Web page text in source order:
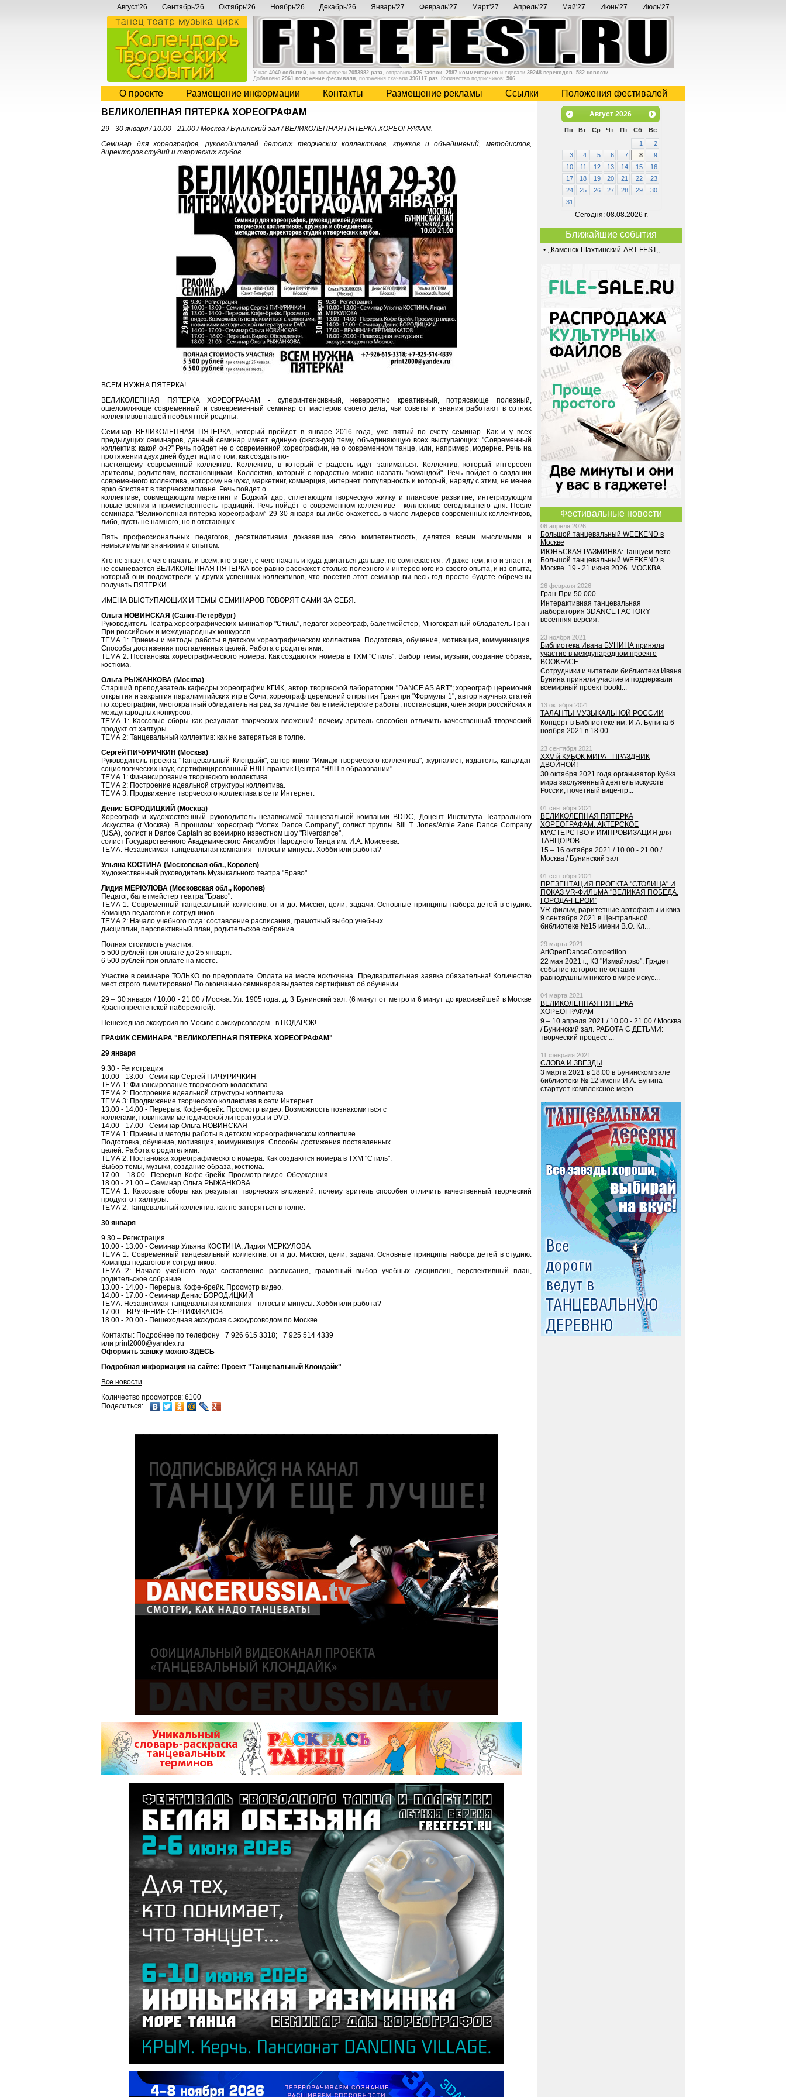
Август'26 Сентябрь'26 Октябрь'26 Ноябрь'26 Декабрь'26 Январь'27 Февраль'27 Март'27 Апрель'27 Май'27 Июнь'27 Июль'27
У нас 4040 событий , их посмотрели 7053982 раза, отправили 826 заявок, 2587 комментариев и сделали 39248 переходов . 582 новости .
Добавлено 2961 положение фестиваля, положения скачали 396117 раз. Количество подписчиков: 506.
О проекте Размещение информации Контакты Размещение рекламы Cсылки
Положения фестивалей
ВЕЛИКОЛЕПНАЯ ПЯТЕРКА ХОРЕОГРАФАМ
29 - 30 января / 10.00 - 21.00 / Москва / Бунинский зал / ВЕЛИКОЛЕПНАЯ ПЯТЕРКА ХОРЕОГРАФАМ.
Семинар для хореографов, руководителей детских творческих коллективов, кружков и объединений, методистов,
директоров студий и творческих клубов.
ВСЕМ НУЖНА ПЯТЕРКА!
ВЕЛИКОЛЕПНАЯ ПЯТЕРКА ХОРЕОГРАФАМ - суперинтенсивный, невероятно креативный, потрясающе полезный,
ошеломляюще cовременный и своевременный семинар от мастеров своего дела, чьи советы и знания работают в сотнях
коллективов нашей необъятной родины.
Семинар ВЕЛИКОЛЕПНАЯ ПЯТЕРКА, который пройдет в январе 2016 года, уже пятый по счету семинар. Как и у всех
предыдущих семинаров, данный семинар имеет единую (сквозную) тему, объединяющую всех выступающих: "Современный
коллектив: какой он?” Речь пойдет не о современной хореографии, не о современном танце, или, например, модерне. Речь на
протяжении двух дней будет идти о том, как создать по-
настоящему современный коллектив. Коллектив, в который с радость идут заниматься. Коллектив, который интересен
зрителям, родителям, постановщикам. Коллектив, который с гордостью можно назвать "командой". Речь пойдет о создании
современного коллектива, которому не чужд маркетинг, коммерция, интернет популярность и который, наряду с этим, не менее
ярко блистает в творческом плане. Речь пойдет о
коллективе, совмещающим маркетинг и Боджий дар, сплетающим творческую жилку и плановое развитие, интегрирующим
новые веяния и приемственность традиций. Речь пойдёт о современном коллективе - коллективе сегодняшнего дня. После
семинара "Великолепная пятерка хореографам” 29-30 января вы либо окажетесь в числе лидеров современных коллективов,
либо, пусть не намного, но в отстающих...
Пять профессиональных педагогов, десятилетиями доказавшие свою компетентность, делятся всеми мыслимыми и
немыслимыми знаниями и опытом.
Кто не знает, с чего начать, и всем, кто знает, с чего начать и куда двигаться дальше, но сомневается. И даже тем, кто и знает, и
не сомневается ВЕЛИКОЛЕПНАЯ ПЯТЕРКА все равно расскажет столько полезного и интересного из своего опыта, и из опыта,
который они подсмотрели у других успешных коллективов, что посетив этот семинар вы весь год просто будете обречены
получать ПЯТЕРКИ.
ИМЕНА ВЫСТУПАЮЩИХ И ТЕМЫ СЕМИНАРОВ ГОВОРЯТ САМИ ЗА СЕБЯ:
Ольга НОВИНСКАЯ (Санкт-Петербург)
Руководитель Театра хореографических миниатюр "Стиль", педагог-хореограф, балетмейстер, Многократный обладатель Гран-
При российских и международных конкурсов.
ТЕМА 1: Приемы и методы работы в детском хореографическом коллективе. Подготовка, обучение, мотивация, коммуникация.
Способы достижения поставленных целей. Работа с родителями.
ТЕМА 2: Постановка хореографического номера. Как создаются номера в ТХМ "Стиль". Выбор темы, музыки, создание образа,
костюма.
Ольга РЫЖАНКОВА (Москва)
Старший преподаватель кафедры хореографии КГИК, автор творческой лаборатории "DANCE AS ART"; хореограф церемоний
открытия и закрытия паралимпийских игр в Сочи, хореограф церемоний открытия Гран-при "Формулы 1"; автор научных статей
по хореографии; многократный обладатель наград за лучшие балетмейстерские работы; постановщик, член жюри российских и
международных конкурсов.
ТЕМА 1: Кассовые сборы как результат творческих вложений: почему зритель способен отличить качественный творческий
продукт от халтуры.
ТЕМА 2: Танцевальный коллектив: как не затеряться в толпе.
Сергей ПИЧУРИЧКИН (Москва)
Руководитель проекта "Танцевальный Клондайк", автор книги "Имидж творческого коллектива", журналист, издатель, кандидат
социологических наук, сертифицированный НЛП-практик Центра "НЛП в образовании"
ТЕМА 1: Финансирование творческого коллектива.
ТЕМА 2: Построение идеальной структуры коллектива.
ТЕМА 3: Продвижение творческого коллектива в сети Интернет.
Денис БОРОДИЦКИЙ (Москва)
Хореограф и художественный руководитель независимой танцевальной компании BDDC, Доцент Института Театрального
Искусства (г.Москва). В прошлом: хореограф “Vortex Dance Company”, солист труппы Bill T. Jones/Arnie Zane Dance Company
(USA), солист и Dance Captain во всемирно известном шоу "Riverdance",
солист Государственного Академического Ансамбля Народного Танца им. И.А. Моисеева.
ТЕМА: Независимая танцевальная компания - плюсы и минусы. Хобби или работа?
Ульяна КОСТИНА (Московская обл., Королев)
Художественный руководитель Музыкального театра "Браво"
Лидия МЕРКУЛОВА (Московская обл., Королев)
Педагог, балетмейстер театра "Браво".
ТЕМА 1: Современный танцевальный коллектив: от и до. Миссия, цели, задачи. Основные принципы набора детей в студию.
Команда педагогов и сотрудников.
ТЕМА 2: Начало учебного года: составление расписания, грамотный выбор учебных
дисциплин, перспективный план, родительское собрание.
Полная стоимость участия:
5 500 рублей при оплате до 25 января.
6 500 рублей при оплате на месте.
Участие в семинаре ТОЛЬКО по предоплате. Оплата на месте исключена. Предварительная заявка обязательна! Количество
мест строго лимитировано! По окончанию семинаров выдается сертификат об обучении.
29 – 30 января / 10.00 - 21.00 / Москва. Ул. 1905 года. д. 3 Бунинский зал. (6 минут от метро и 6 минут до красивейшей в Москве
Краснопресненской набережной).
Пешеходная экскурсия по Москве с экскурсоводом - в ПОДАРОК!
ГРАФИК СЕМИНАРА "ВЕЛИКОЛЕПНАЯ ПЯТЕРКА ХОРЕОГРАФАМ"
29 января
9.30 - Регистрация
10.00 - 13.00 - Семинар Сергей ПИЧУРИЧКИН
ТЕМА 1: Финансирование творческого коллектива.
ТЕМА 2: Построение идеальной структуры коллектива.
ТЕМА 3: Продвижение творческого коллектива в сети Интернет.
13.00 - 14.00 - Перерыв. Кофе-брейк. Просмотр видео. Возможность познакомиться с
коллегами, новинками методической литературы и DVD.
14.00 - 17.00 - Семинар Ольга НОВИНСКАЯ
ТЕМА 1: Приемы и методы работы в детском хореографическом коллективе.
Подготовка, обучение, мотивация, коммуникация. Способы достижения поставленных
целей. Работа с родителями.
ТЕМА 2: Постановка хореографического номера. Как создаются номера в ТХМ "Стиль".
Выбор темы, музыки, создание образа, костюма.
17.00 – 18.00 - Перерыв. Кофе-брейк. Просмотр видео. Обсуждения.
18.00 - 21.00 – Семинар Ольга РЫЖАНКОВА
ТЕМА 1: Кассовые сборы как результат творческих вложений: почему зритель способен отличить качественный творческий
продукт от халтуры.
ТЕМА 2: Танцевальный коллектив: как не затеряться в толпе.
30 января
9.30 – Регистрация
10.00 - 13.00 - Семинар Ульяна КОСТИНА, Лидия МЕРКУЛОВА
ТЕМА 1: Современный танцевальный коллектив: от и до. Миссия, цели, задачи. Основные принципы набора детей в студию.
Команда педагогов и сотрудников.
ТЕМА 2: Начало учебного года: составление расписания, грамотный выбор учебных дисциплин, перспективный план,
родительское собрание.
13.00 - 14.00 - Перерыв. Кофе-брейк. Просмотр видео.
14.00 - 17.00 - Семинар Денис БОРОДИЦКИЙ
ТЕМА: Независимая танцевальная компания - плюсы и минусы. Хобби или работа?
17.00 – ВРУЧЕНИЕ СЕРТИФИКАТОВ
18.00 - 20.00 - Пешеходная экскурсия с экскурсоводом по Москве.
Контакты: Подробнее по телефону +7 926 615 3318; +7 925 514 4339
или print2000@yandex.ru
Оформить заявку можно ЗДЕСЬ
Подробная информация на сайте: Проект "Танцевальный Клондайк"
Все новости
Количество просмотров: 6100
Поделиться:
Август 2026
Пн Вт Ср Чт Пт Сб
Вс
1
2
3
4 5 6 7 8
9
10
11 12 13 14 15
16
17
18 19 20 21 22
23
24
25 26 27 28 29
30
31
Сегодня: 08.08.2026 г.
Ближайшие события
• ,,Каменск-Шахтинский-ART FEST,,
Фестивальные новости
06 апреля 2026
Большой танцевальный WEEKEND в
Москве
ИЮНЬСКАЯ РАЗМИНКА: Танцуем лето.
Большой танцевальный WEEKEND в
Москве. 19 - 21 июня 2026. МОСКВА...
26 февраля 2026
Гран-При 50.000
Интерактивная танцевальная
лаборатория 3DANCE FACTORY
весенняя версия.
23 ноября 2021
Библиотека Ивана БУНИНА приняла
участие в международном проекте
BOOKFACE
Сотрудники и читатели библиотеки Ивана
Бунина приняли участие и поддержали
всемирный проект bookf...
13 октября 2021
ТАЛАНТЫ МУЗЫКАЛЬНОЙ РОССИИ
Концерт в Библиотеке им. И.А. Бунина 6
ноября 2021 в 18.00.
23 сентября 2021
XXV-й КУБОК МИРА - ПРАЗДНИК
ДВОЙНОЙ!
30 октября 2021 года организатор Кубка
мира заслуженный деятель искусств
России, почетный вице-пр...
01 сентября 2021
ВЕЛИКОЛЕПНАЯ ПЯТЕРКА
ХОРЕОГРАФАМ: АКТЕРСКОЕ
МАСТЕРСТВО и ИМПРОВИЗАЦИЯ для
ТАНЦОРОВ
15 – 16 октября 2021 / 10.00 - 21.00 /
Москва / Бунинский зал
01 сентября 2021
ПРЕЗЕНТАЦИЯ ПРОЕКТА "СТОЛИЦА" И
ПОКАЗ VR-ФИЛЬМА "ВЕЛИКАЯ ПОБЕДА.
ГОРОДА-ГЕРОИ"
VR-фильм, раритетные артефакты и квиз.
9 сентября 2021 в Центральной
библиотеке №15 имени В.О. Кл...
29 марта 2021
ArtOpenDanceCompetition
22 мая 2021 г., КЗ "Измайлово". Грядет
событие которое не оставит
равнодушным никого в мире искус...
04 марта 2021
ВЕЛИКОЛЕПНАЯ ПЯТЕРКА
ХОРЕОГРАФАМ
9 – 10 апреля 2021 / 10.00 - 21.00 / Москва
/ Бунинский зал. РАБОТА С ДЕТЬМИ:
творческий процесс ...
11 февраля 2021
СЛОВА И ЗВЕЗДЫ
3 марта 2021 в 18:00 в Бунинском зале
библиотеки № 12 имени И.А. Бунина
стартует комплексное меро...